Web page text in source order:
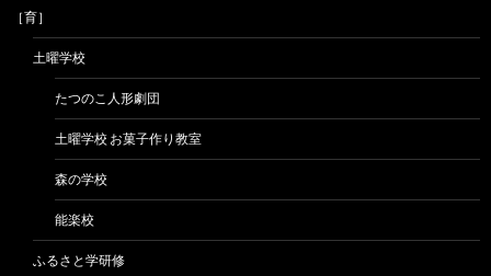
［育］
土曜学校
たつのこ人形劇団
土曜学校 お菓子作り教室
森の学校
能楽校
ふるさと学研修